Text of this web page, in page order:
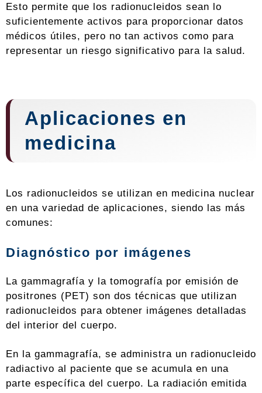
Esto permite que los radionucleidos sean lo
suficientemente activos para proporcionar datos
médicos útiles, pero no tan activos como para
representar un riesgo significativo para la salud.
Aplicaciones en
medicina
Los radionucleidos se utilizan en medicina nuclear
en una variedad de aplicaciones, siendo las más
comunes:
Diagnóstico por imágenes
La gammagrafía y la tomografía por emisión de
positrones (PET) son dos técnicas que utilizan
radionucleidos para obtener imágenes detalladas
del interior del cuerpo.
En la gammagrafía, se administra un radionucleido
radiactivo al paciente que se acumula en una
parte específica del cuerpo. La radiación emitida